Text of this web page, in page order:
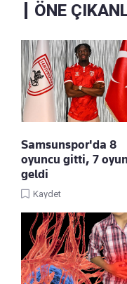
ÖNE
Samsunspor'da 8
oyuncu gitti, 7
geldi
Kaydet